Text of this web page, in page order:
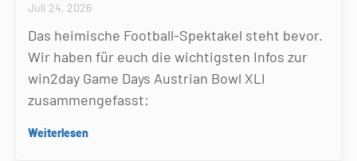
Juli 24, 2026
Das heimische Football-Spektakel steht bevor.
Wir haben für euch die wichtigsten Infos zur
win2day Game Days Austrian Bowl XLI
zusammengefasst:
Weiterlesen